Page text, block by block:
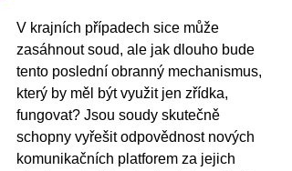
V krajních případech sice může
zasáhnout soud, ale jak dlouho bude
tento poslední obranný mechanismus,
který by měl být využit jen zřídka,
fungovat? Jsou soudy skutečně
schopny vyřešit odpovědnost nových
komunikačních platforem za jejich